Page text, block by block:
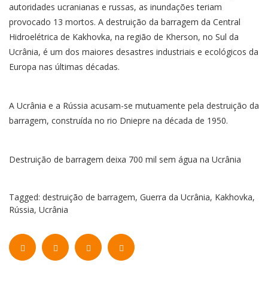
autoridades ucranianas e russas, as inundações teriam
provocado 13 mortos. A destruição da barragem da Central
Hidroelétrica de Kakhovka, na região de Kherson, no Sul da
Ucrânia, é um dos maiores desastres industriais e ecológicos da
Europa nas últimas décadas.
A Ucrânia e a Rússia acusam-se mutuamente pela destruição da
barragem, construída no rio Dniepre na década de 1950.
Destruição de barragem deixa 700 mil sem água na Ucrânia
Tagged: destruição de barragem, Guerra da Ucrânia, Kakhovka,
Rússia, Ucrânia